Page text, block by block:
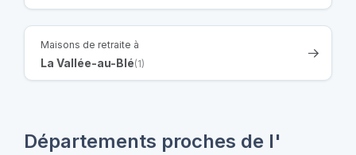
Maisons de retraite à
La Vallée-au-Blé(1)
Départements proches de l'